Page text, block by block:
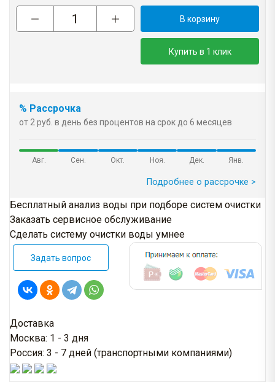
В корзину
Купить в 1 клик
% Рассрочка
от 2 руб. в день без процентов на срок до 6 месяцев
Авг. Сен. Окт. Ноя. Дек. Янв.
Подробнее о рассрочке >
Бесплатный анализ воды при подборе систем очистки
Заказать сервисное обслуживание
Сделать систему очистки воды умнее
Задать вопрос
Доставка
Москва: 1 - 3 дня
Россия: 3 - 7 дней (транспортными компаниями)